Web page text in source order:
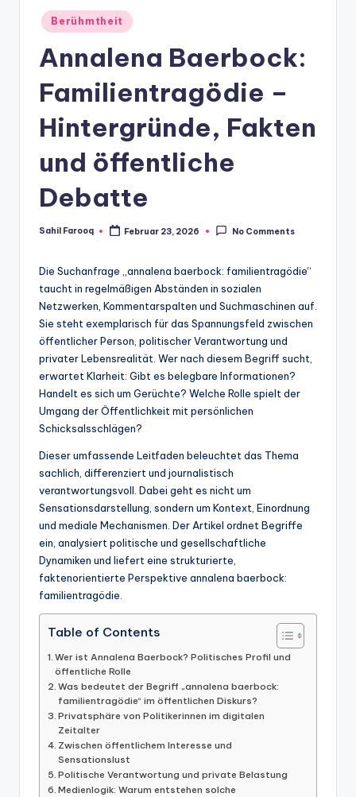
Posted
in
Berühmtheit
Annalena Baerbock:
Familientragödie –
Hintergründe, Fakten
und öffentliche
Debatte
Posted
Sahil Farooq Februar 23, 2026 No Comments
Die Suchanfrage „annalena baerbock: familientragödie“
taucht in regelmäßigen Abständen in sozialen
Netzwerken, Kommentarspalten und Suchmaschinen auf.
Sie steht exemplarisch für das Spannungsfeld zwischen
öffentlicher Person, politischer Verantwortung und
privater Lebensrealität. Wer nach diesem Begriff sucht,
erwartet Klarheit: Gibt es belegbare Informationen?
Handelt es sich um Gerüchte? Welche Rolle spielt der
Umgang der Öffentlichkeit mit persönlichen
Schicksalsschlägen?
Dieser umfassende Leitfaden beleuchtet das Thema
sachlich, differenziert und journalistisch
verantwortungsvoll. Dabei geht es nicht um
Sensationsdarstellung, sondern um Kontext, Einordnung
und mediale Mechanismen. Der Artikel ordnet Begriffe
ein, analysiert politische und gesellschaftliche
Dynamiken und liefert eine strukturierte,
faktenorientierte Perspektive annalena baerbock:
familientragödie.
Table of Contents
Wer ist Annalena Baerbock? Politisches Profil und
öffentliche Rolle
Was bedeutet der Begriff „annalena baerbock:
familientragödie“ im öffentlichen Diskurs?
Privatsphäre von Politikerinnen im digitalen
Zeitalter
Zwischen öffentlichem Interesse und
Sensationslust
Politische Verantwortung und private Belastung
Medienlogik: Warum entstehen solche